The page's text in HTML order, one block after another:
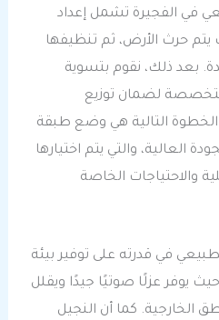
في الفجيرة تشمل إعداد
حرث الأرض، ثم تنظيفها
بعد ذلك، نقوم بتسوية
لضمان توزيع
التالية هي وضع طبقة
العالية، والتي يتم اختيارها
والاحتياجات الخاصة
في قدرته على توفير بيئة
يوفر عزلًا صوتيًا جيدًا ويقلل
الخارجية. كما أن النجيل